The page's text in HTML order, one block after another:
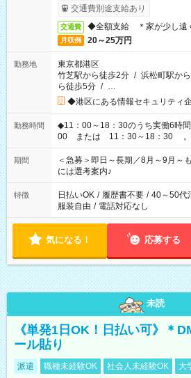
交通費別途支給あり
交通費 ◆全額支給 ＊家が少し遠
月収例 20～25万円
勤務地
東京都港区
竹芝駅から徒歩2分 / 浜松町駅か
ら徒歩5分 / …
◆港区にある情報セキュリティ
勤務時間
◆11：00～18：30のうち実働6時
00 または 11：30～18：30 。*。ブランクOK！。*。 例え
ば前職が、 在宅/財団法人/事務/コ
スタッフ スイーツ販売/ホテルフ
業界から入社して活躍されています♪
期間
＜急募＞即日～長期／8月～9月～
には選考案内♪
特徴 日払いOK / 履歴書不要 / 40～50代
服装自由 / 電話対応なし
気になる！ 応募する
未読
《単発1日OK！日払い可》＊
ール貼り
派遣 職種未経験OK 社会人未経験OK 大